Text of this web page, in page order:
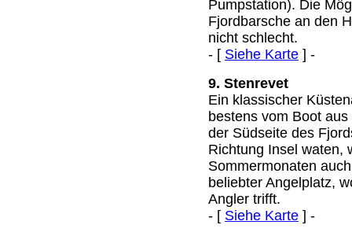
Pumpstation). Die
Fjordbarsche an den
nicht schlecht.
- [ Siehe Karte ] -
9. Stenrevet
Ein klassischer
bestens vom Boot
der Südseite des
Richtung Insel waten,
Sommermonaten
beliebter Angelplatz,
Angler trifft.
- [ Siehe Karte ] -